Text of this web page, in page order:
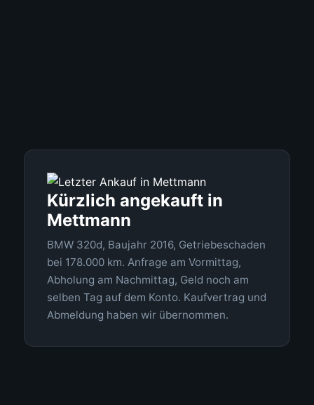
Kürzlich angekauft in
Mettmann
BMW 320d, Baujahr 2016, Getriebeschaden
bei 178.000 km. Anfrage am Vormittag,
Abholung am Nachmittag, Geld noch am
selben Tag auf dem Konto. Kaufvertrag und
Abmeldung haben wir übernommen.